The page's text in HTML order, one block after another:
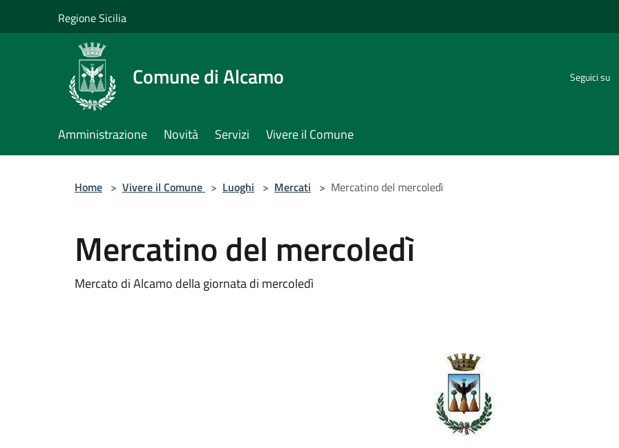
Regione Sicilia
Comune di Alcamo Seguici su
Amministrazione Novità Servizi Vivere il Comune
Home > Vivere il Comune > Luoghi > Mercati > Mercatino del mercoledì
Mercatino del mercoledì
Mercato di Alcamo della giornata di mercoledì